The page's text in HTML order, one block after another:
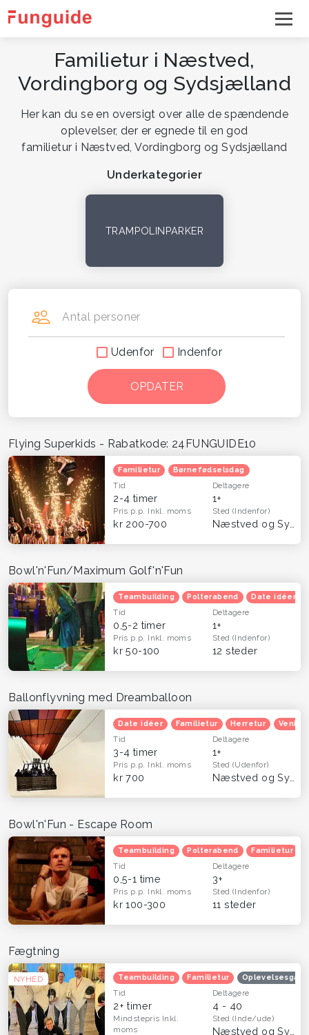
Familietur i Næstved,
Vordingborg og Sydsjælland
Her kan du se en oversigt over alle de spændende
oplevelser, der er egnede til en god
familietur i Næstved, Vordingborg og Sydsjælland
Underkategorier
TRAMPOLINPARKER
Antal personer
Udenfor Indenfor
Flying Superkids - Rabatkode: 24FUNGUIDE10
Familietur Børnefødselsdag
Tid
2-4 timer
Deltagere
1+
Pris p.p. Inkl. moms
kr 200-700
Sted(Indenfor)
Bowl'n'Fun/Maximum Golf'n'Fun
Teambuilding Polterabend Date idéer
Tid
0,5-2 timer
Deltagere
1+
Pris p.p. Inkl. moms
kr 50-100
Sted(Indenfor)
12 steder
Ballonflyvning med Dreamballoon
Date idéer Familietur Herretur
Tid
3-4 timer
Deltagere
1+
Pris p.p. Inkl. moms
kr 700
Sted(Udenfor)
Bowl'n'Fun - Escape Room
Teambuilding Polterabend Familietur
Tid
0,5-1 time
Deltagere
3+
Pris p.p. Inkl. moms
kr 100-300
Sted(Indenfor)
11 steder
NYHED
Fægtning
Teambuilding Familietur
Tid
2+ timer
Deltagere
4 - 40
Mindstepris Inkl.
moms
Sted(Inde/ude)